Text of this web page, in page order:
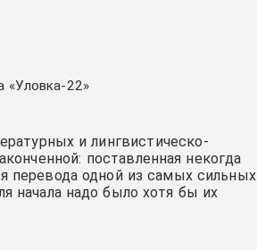
«Уловка-22»
и лингвистическо-
поставленная некогда
перевода одной из самых сильных
начала надо было хотя бы их